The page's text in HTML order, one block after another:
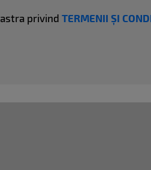
privind TERMENII ȘI